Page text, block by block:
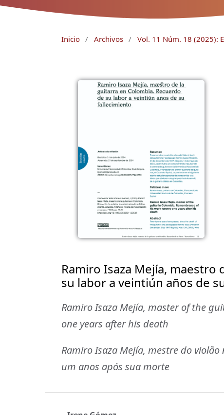
Inicio / Archivos / Vol. 11 Núm. 18 (2025):
Ramiro Isaza Mejía,
su labor a veintiún años de
Ramiro Isaza Mejía, master of the
one years after his death
Ramiro Isaza Mejía, mestre do
um anos após sua morte